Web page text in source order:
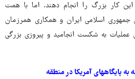
این کار بزرگ را انجام دهند. اما با همت
اسلامی ایران و همکاری همرزمان
عملیات به شکست انجامید و پیروزی بزرگی
پایگاههای آمریکا در منطقه